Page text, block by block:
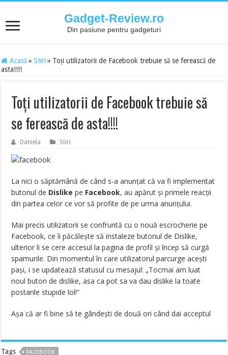
Gadget-Review.ro
Din pasiune pentru gadgeturi
Acasă » Stiri » Toți utilizatorii de Facebook trebuie să se ferească de
asta!!!!
Toți utilizatorii de Facebook trebuie să
se ferească de asta!!!!
Daniela Stiri
La nici o săptămână de când s-a anunțat că va fi implementat
butonul de Dislike pe Facebook, au apărut și primele reacții
din partea celor ce vor să profite de pe urma anunțului.
Mai precis utilizatorii se confruntă cu o nouă escrocherie pe
Facebook, ce îi păcălește să instaleze butonul de Dislike,
ulterior li se cere accesul la pagina de profil și încep să curgă
spamurile. Din momentul în care utilizatorul parcurge acești
pași, i se updatează statusul cu mesajul: „Tocmai am luat
noul buton de dislike, asa ca pot sa va dau dislike la toate
postarile stupide lol!”
Așa că ar fi bine să te gândești de două ori când dai acceptul
Tags FACEBOOK